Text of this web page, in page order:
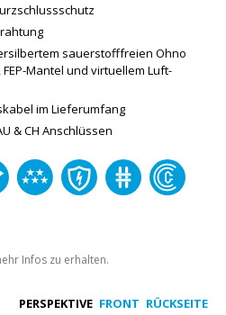
sauerstofffreien Ohno
Mantel und virtuellem Luft-
im Lieferumfang
& CH Anschlüssen
Infos zu erhalten.
PERSPEKTIVE FRONT RÜCKSEITE